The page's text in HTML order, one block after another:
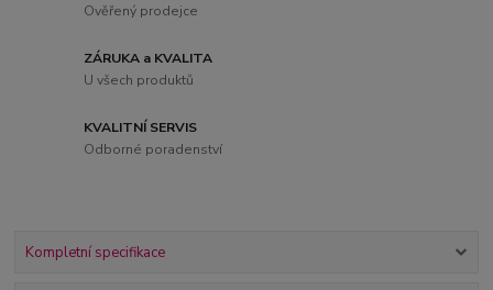
Ověřený prodejce
ZÁRUKA a KVALITA
U všech produktů
KVALITNÍ SERVIS
Odborné poradenství
Kompletní specifikace